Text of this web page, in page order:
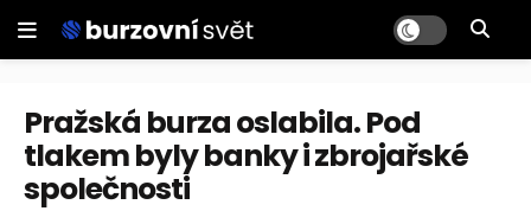
Pražská burza oslabila. Pod
tlakem byly banky i zbrojařské
společnosti